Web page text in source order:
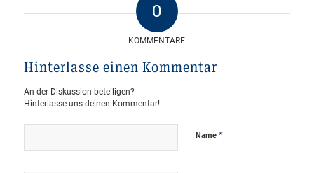
0
KOMMENTARE
Hinterlasse einen Kommentar
An der Diskussion beteiligen?
Hinterlasse uns deinen Kommentar!
Name *